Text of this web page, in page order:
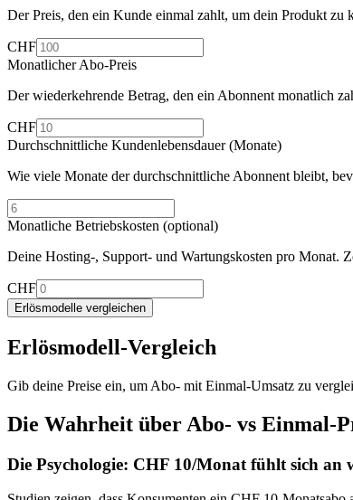
Der Preis, den ein Kunde einmal zahlt, um dein Produkt zu
CHF
Monatlicher Abo-Preis
Der wiederkehrende Betrag, den ein Abonnent monatlich
CHF
Durchschnittliche Kundenlebensdauer (Monate)
Wie viele Monate der durchschnittliche Abonnent bleibt,
Monatliche Betriebskosten (optional)
Deine Hosting-, Support- und Wartungskosten pro Monat.
CHF
Erlösmodelle vergleichen
Erlösmodell-Vergleich
Gib deine Preise ein, um Abo- mit Einmal-Umsatz zu
Die Wahrheit über Abo- vs Einmal-
Die Psychologie: CHF 10/Monat fühlt sich an